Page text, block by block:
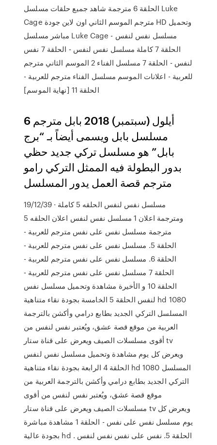
الحلقة 6 مترجمة شاهد جميع حلقات مسلسل Luke
Cage مترجم الموسم الثاني اون لاين جودة HD وتحميل
مباشر مسلسل Luke Cage مسلسل نفس لنفس -
الحلقة 7 كاملة مسلسل نفس لنفس - الحلقة 7 نفس
لنفس - الحلقة 7 مسلسل الفناء 2 الموسم الثاني مترجم
للعربية - اعلانات الموسم مسلسل الفناء مترجم للعربية -
الحلقة 11 [نهاية الموسم]
6 أيلول (سبتمبر) 2018 بابل مترجم
مسلسل بابل ويسمى أيضاً بـ “برج
بابل” هو مسلسل تركي جديد حظي
بدور البطولة فيه الممثل التركي رامو
19/12/39 · مسلسل نفس لنفس الحلقه 5 كاملة
ومترجمة اعلان 1 مسلسل نفس لنفس اعلان الحلقه 5
مترجمة مسلسل نفس على نفس مترجم للعربية -
الحلقة 5. مسلسل نفس على نفس مترجم للعربية -
الحلقة 6. مسلسل نفس على نفس مترجم للعربية -
الحلقة 7 مسلسل نفس على نفس مترجم للعربية -
الحلقة 10 و الأخيرة مشاهدة وتحميل مسلسل نفس
لنفس الحلقة 5 الخامسة بجودة نقاء متناهية hd 1080
المسلسل التركي الجديد بطابع درامي وأكشن بالترجمة
العربية من موقع قصة عشق، ويُعتبر نفس لنفس من
أقوى مسلسلات الصيف ويعرض على قناة ستار tv
ويعرض كل يوم مشاهدة وتحميل مسلسل نفس لنفس
الحلقة 4 الرابعة بجودة نقاء متناهية hd 1080 المسلسل
التركي الجديد بطابع درامي وأكشن بالترجمة العربية من
موقع قصة عشق، ويُعتبر نفس لنفس من أقوى
مسلسلات الصيف ويعرض على قناة ستار tv ويعرض كل
يوم مسلسل نفس على نفس - الحلقة 1 مشاهدة مباشرة
بجودة عالية hd . الحلقة 5. نفس على نفس نفس لنفس